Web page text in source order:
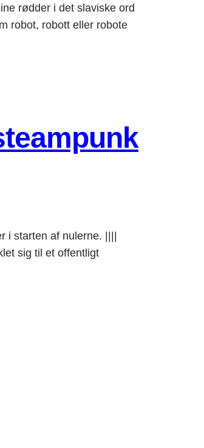
rødder i det slaviske ord
robot, robott eller robote
i starten af nulerne. ||||
sig til et offentligt